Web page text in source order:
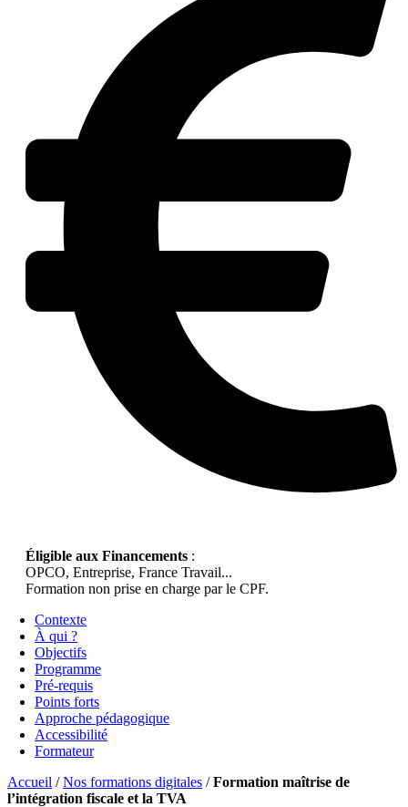
Éligible aux Financements :
OPCO, Entreprise, France Travail...
Formation non prise en charge par le CPF.
Contexte
À qui ?
Objectifs
Programme
Pré-requis
Points forts
Approche pédagogique
Accessibilité
Formateur
Accueil /Nos formations digitales /Formation maîtrise de
l’intégration fiscale et la TVA